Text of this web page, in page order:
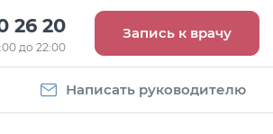
26 20
до 22:00
Запись к врачу
Написать руководителю